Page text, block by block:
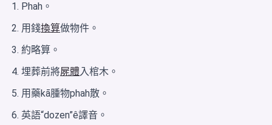
Phah。
用錢換算做物件。
約略算。
埋葬前將屍體入棺木。
用藥kā腫物phah散。
英語“dozen”ê譯音。